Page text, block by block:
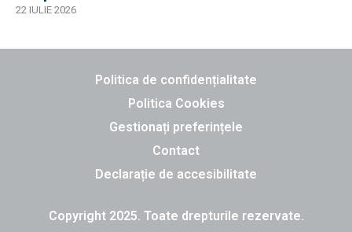
22 IULIE 2026
Politica de confidențialitate
Politica Cookies
Gestionați preferințele
Contact
Declarație de accesibilitate
Copyright 2025. Toate drepturile rezervate.